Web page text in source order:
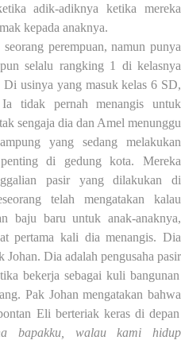
adik-adiknyaketika mereka
kepada anaknya.
perempuan, namun punya
selalu rangking 1 di kelasnya
Di usinya yang masuk kelas 6 SD,
tidak pernah menangis untuk
sengaja dia dan Amel menunggu
yang sedang melakukan
di gedung kota. Mereka
pasir yang dilakukan di
telah mengatakan kalau
baju baru untuk anak-anaknya,
pertama kali dia menangis. Dia
Johan. Dia adalah pengusaha pasir
bekerja sebagai kuli bangunan
. Pak Johanmengatakanbahwa
Eli berteriak keras di depan
bapakku, walau kami hidup